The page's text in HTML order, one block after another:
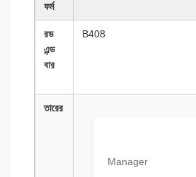
ফর্ম
রড
এন্ড
বার
B408
তারের
Manager